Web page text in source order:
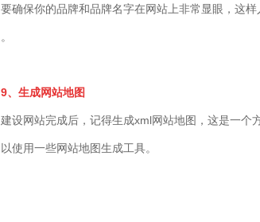
要确保你的品牌和品牌名字在网站上非常显眼，这
。
9、生成网站地图
建设网站完成后，记得生成xml网站地图，这是一
以使用一些网站地图生成工具。